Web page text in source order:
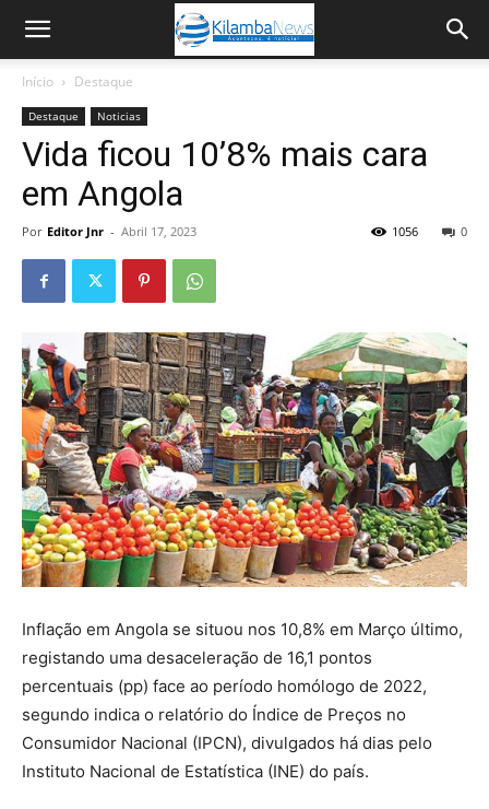
Início Destaque
Destaque Noticias
Vida ficou 10’8% mais cara
em Angola
Por Editor Jnr - Abril 17, 2023 0
1056
Inflação em Angola se situou nos 10,8% em Março último,
registando uma desaceleração de 16,1 pontos
percentuais (pp) face ao período homólogo de 2022,
segundo indica o relatório do Índice de Preços no
Consumidor Nacional (IPCN), divulgados há dias pelo
Instituto Nacional de Estatística (INE) do país.